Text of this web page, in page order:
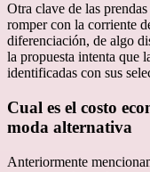
Otra clave de las
romper con la corriente
diferenciación, de algo
la propuesta intenta que
identificadas con sus
Cual es el costo
moda alternativa
Anteriormente